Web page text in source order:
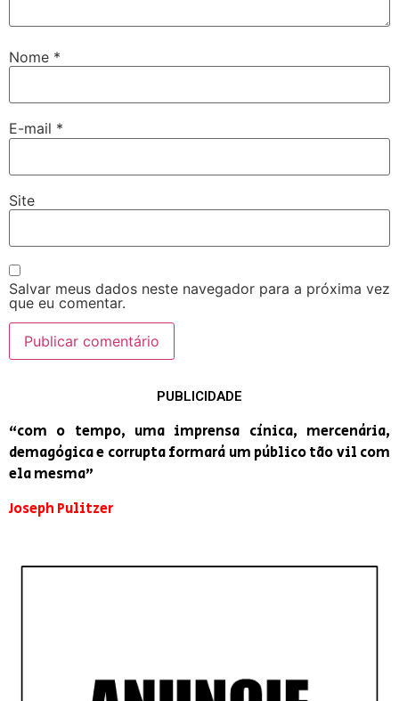
Nome *
E-mail *
Site
Salvar meus dados neste navegador para a próxima vez
que eu comentar.
PUBLICIDADE
“com o tempo, uma imprensa cínica, mercenária,
demagógica e corrupta formará um público tão vil com
ela mesma”
Joseph Pulitzer